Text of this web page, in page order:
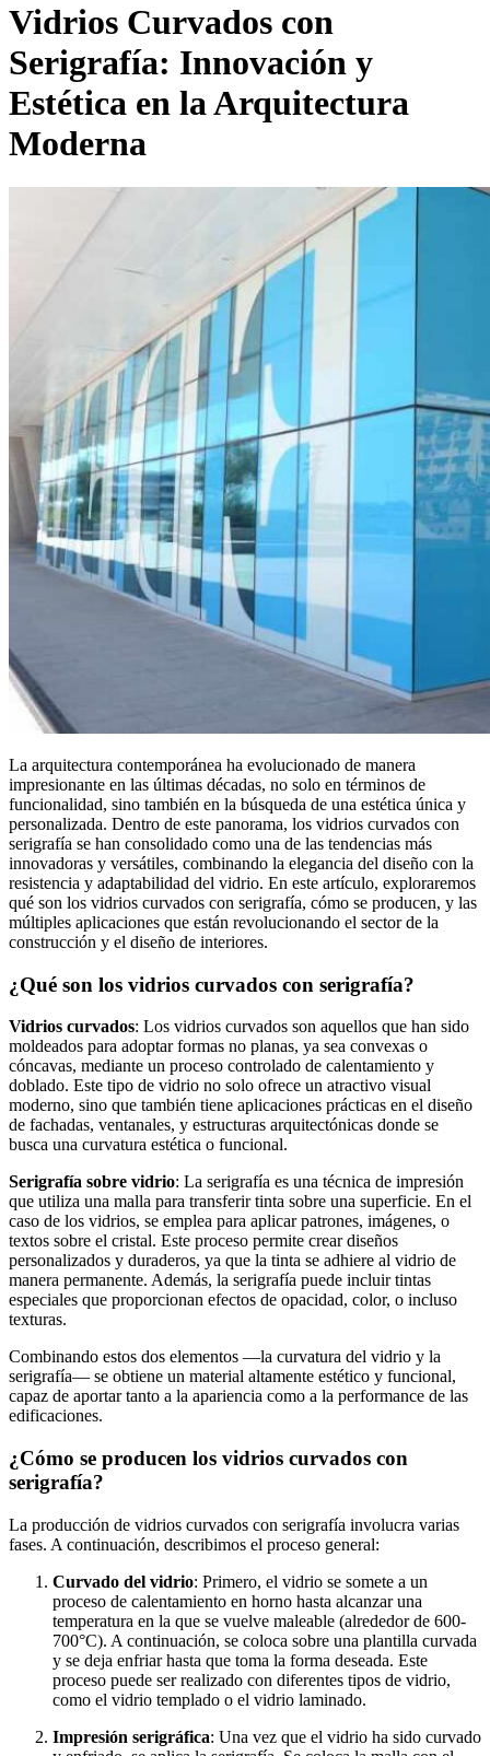
Vidrios Curvados con
Serigrafía: Innovación y
Estética en la Arquitectura
Moderna
La arquitectura contemporánea ha evolucionado de manera
impresionante en las últimas décadas, no solo en términos de
funcionalidad, sino también en la búsqueda de una estética única y
personalizada. Dentro de este panorama, los vidrios curvados con
serigrafía se han consolidado como una de las tendencias más
innovadoras y versátiles, combinando la elegancia del diseño con la
resistencia y adaptabilidad del vidrio. En este artículo, exploraremos
qué son los vidrios curvados con serigrafía, cómo se producen, y las
múltiples aplicaciones que están revolucionando el sector de la
construcción y el diseño de interiores.
¿Qué son los vidrios curvados con serigrafía?
Vidrios curvados: Los vidrios curvados son aquellos que han sido
moldeados para adoptar formas no planas, ya sea convexas o
cóncavas, mediante un proceso controlado de calentamiento y
doblado. Este tipo de vidrio no solo ofrece un atractivo visual
moderno, sino que también tiene aplicaciones prácticas en el diseño
de fachadas, ventanales, y estructuras arquitectónicas donde se
busca una curvatura estética o funcional.
Serigrafía sobre vidrio: La serigrafía es una técnica de impresión
que utiliza una malla para transferir tinta sobre una superficie. En el
caso de los vidrios, se emplea para aplicar patrones, imágenes, o
textos sobre el cristal. Este proceso permite crear diseños
personalizados y duraderos, ya que la tinta se adhiere al vidrio de
manera permanente. Además, la serigrafía puede incluir tintas
especiales que proporcionan efectos de opacidad, color, o incluso
texturas.
Combinando estos dos elementos —la curvatura del vidrio y la
serigrafía— se obtiene un material altamente estético y funcional,
capaz de aportar tanto a la apariencia como a la performance de las
edificaciones.
¿Cómo se producen los vidrios curvados con
serigrafía?
La producción de vidrios curvados con serigrafía involucra varias
fases. A continuación, describimos el proceso general:
Curvado del vidrio: Primero, el vidrio se somete a un
proceso de calentamiento en horno hasta alcanzar una
temperatura en la que se vuelve maleable (alrededor de 600-
700°C). A continuación, se coloca sobre una plantilla curvada
y se deja enfriar hasta que toma la forma deseada. Este
proceso puede ser realizado con diferentes tipos de vidrio,
como el vidrio templado o el vidrio laminado.
Impresión serigráfica: Una vez que el vidrio ha sido curvado